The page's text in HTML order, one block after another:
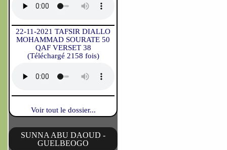
22-11-2021 TAFSIR DIALLO
MOHAMMAD SOURATE 50
QAF VERSET 38
(Téléchargé 2158 fois)
Voir tout le dossier...
SUNNA ABU DAOUD -
GUELBEOGO